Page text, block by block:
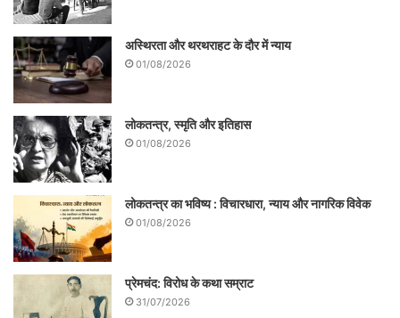
अस्थिरता और थरथराहट के दौर में न्याय
01/08/2026
लोकतन्त्र, स्मृति और इतिहास
01/08/2026
लोकतन्त्र का भविष्य : विचारधारा, न्याय और नागरिक विवेक
01/08/2026
प्रेमचंद: विरोध के कथा सम्राट
31/07/2026